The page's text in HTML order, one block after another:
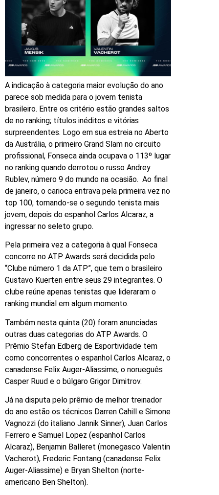
A indicação à categoria maior evolução do ano
parece sob medida para o jovem tenista
brasileiro. Entre os critério estão grandes saltos
de no ranking; títulos inéditos e vitórias
surpreendentes. Logo em sua estreia no Aberto
da Austrália, o primeiro Grand Slam no circuito
profissional, Fonseca ainda ocupava o 113º lugar
no ranking quando derrotou o russo Andrey
Rublev, número 9 do mundo na ocasião. Ao final
de janeiro, o carioca entrava pela primeira vez no
top 100, tornando-se o segundo tenista mais
jovem, depois do espanhol Carlos Alcaraz, a
ingressar no seleto grupo.
Pela primeira vez a categoria à qual Fonseca
concorre no ATP Awards será decidida pelo
“Clube número 1 da ATP”, que tem o brasileiro
Gustavo Kuerten entre seus 29 integrantes. O
clube reúne apenas tenistas que lideraram o
ranking mundial em algum momento.
Também nesta quinta (20) foram anunciadas
outras duas categorias do ATP Awards. O
Prêmio Stefan Edberg de Esportividade tem
como concorrentes o espanhol Carlos Alcaraz, o
canadense Felix Auger-Aliassime, o norueguês
Casper Ruud e o búlgaro Grigor Dimitrov.
Já na disputa pelo prêmio de melhor treinador
do ano estão os técnicos Darren Cahill e Simone
Vagnozzi (do italiano Jannik Sinner), Juan Carlos
Ferrero e Samuel Lopez (espanhol Carlos
Alcaraz), Benjamin Balleret (monegasco Valentin
Vacherot), Frederic Fontang (canadense Felix
Auger-Aliassime) e Bryan Shelton (norte-
americano Ben Shelton).